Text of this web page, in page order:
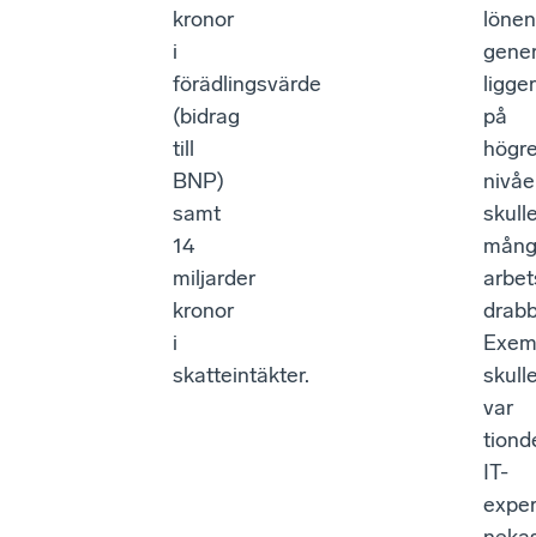
kronor
i
förädlingsvärde
(bidrag
till
BNP)
samt
14
miljarder
kronor
i
skatteintäkter.
ligger
på
var
IT-